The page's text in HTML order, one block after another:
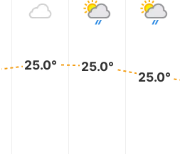
25.0° 25.0°
25.0°